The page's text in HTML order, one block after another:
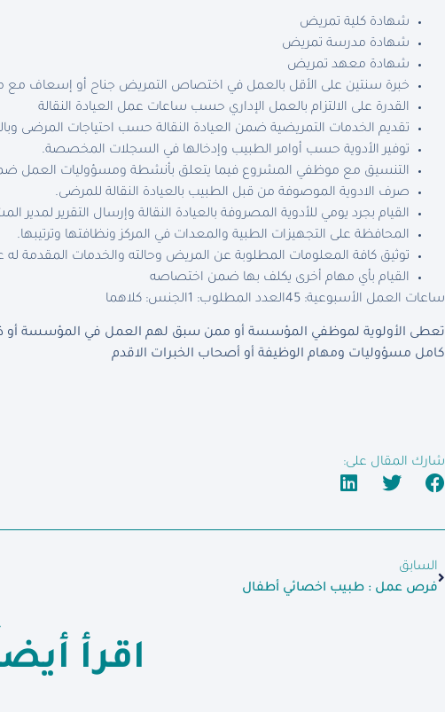
شهادة كلية تمريض
شهادة مدرسة تمريض
شهادة معهد تمريض
خبرة سنتين على الأقل بالعمل في اختصاص التمريض جناح أو إسعاف مع
القدرة على الالتزام بالعمل الإداري حسب ساعات عمل العيادة النقالة
تقديم الخدمات التمريضية ضمن العيادة النقالة حسب احتياجات المرضى
توفير الأدوية حسب أوامر الطبيب وإدخالها في السجلات المخصصة.
التنسيق مع موظفي المشروع فيما يتعلق بأنشطة ومسؤوليات العمل ضمن
صرف الادوية الموصوفة من قبل الطبيب بالعيادة النقالة للمرضى.
القيام بجرد يومي للأدوية المصروفة بالعيادة النقالة وإرسال التقرير لمدير
المحافظة على التجهيزات الطبية والمعدات في المركز ونظافتها وترتيبها.
توثيق كافة المعلومات المطلوبة عن المريض وحالته والخدمات المقدمة له
القيام بأي مهام أخرى يكلف بها ضمن اختصاصه
ساعات العمل الأسبوعية: 45
العدد المطلوب: 1 الجنس: كلاهما
تعطى الأولوية لموظفي المؤسسة أو ممن سبق لهم العمل في المؤسسة أو ذوي
كامل مسؤوليات ومهام الوظيفة أو أصحاب الخبرات الاقدم
شارك المقال على:
السابق
فرص عمل : طبيب اخصائي أطفال
اقرأ